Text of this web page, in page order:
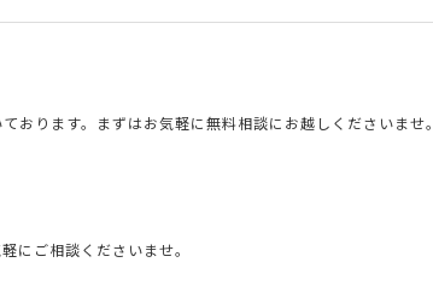
ります。まずはお気軽に無料相談にお越しくださいませ。
にご相談くださいませ。